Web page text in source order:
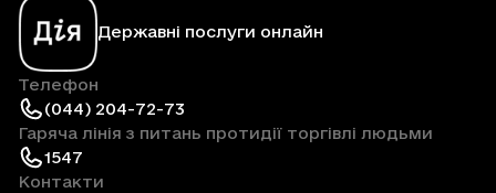
Державні послуги онлайн
Телефон
(044) 204-72-73
Гаряча лінія з питань протидії торгівлі людьми
1547
Контакти